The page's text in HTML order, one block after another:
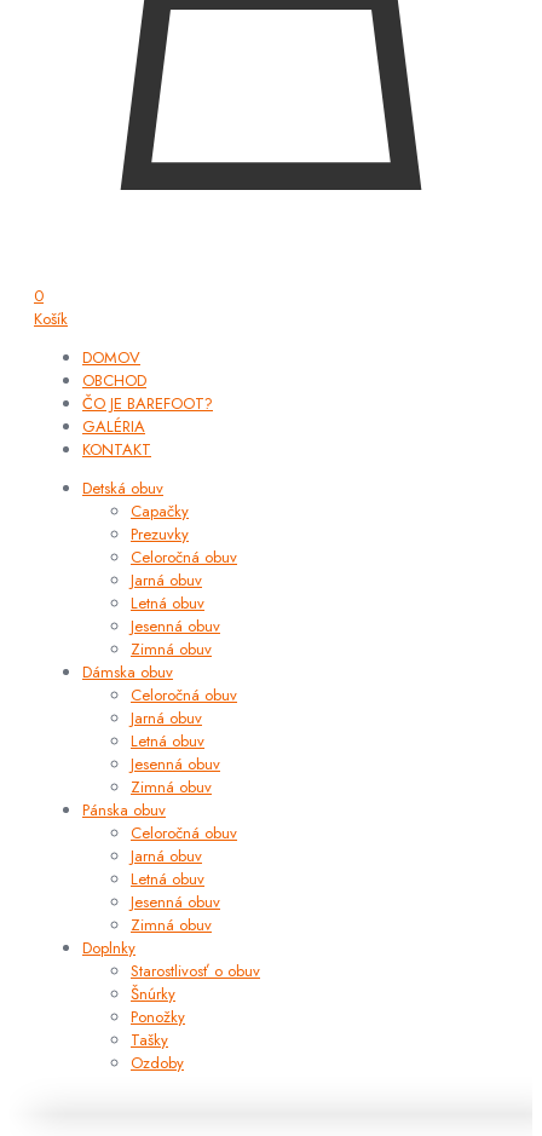
0
Košík
DOMOV
OBCHOD
ČO JE BAREFOOT?
GALÉRIA
KONTAKT
Detská obuv
Capačky
Prezuvky
Celoročná obuv
Jarná obuv
Letná obuv
Jesenná obuv
Zimná obuv
Dámska obuv
Celoročná obuv
Jarná obuv
Letná obuv
Jesenná obuv
Zimná obuv
Pánska obuv
Celoročná obuv
Jarná obuv
Letná obuv
Jesenná obuv
Zimná obuv
Doplnky
Starostlivosť o obuv
Šnúrky
Ponožky
Tašky
Ozdoby